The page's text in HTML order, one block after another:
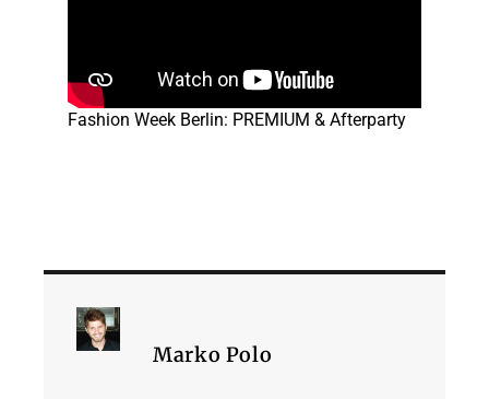
Fashion Week Berlin: PREMIUM & Afterparty
Marko Polo